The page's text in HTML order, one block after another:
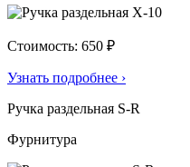
Стоимость: 650 ₽
Узнать подробнее ›
Ручка раздельная S-R
Фурнитура